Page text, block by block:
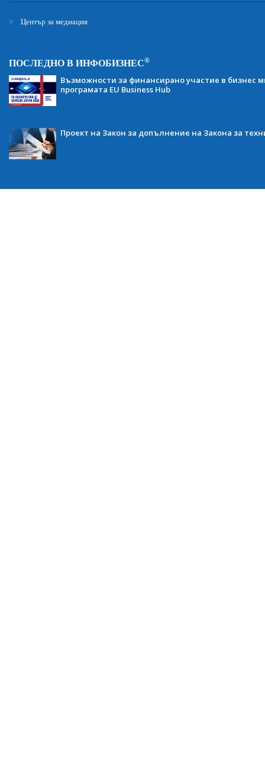
Център за медиация
ПОСЛЕДНО В ИНФОБИЗНЕС®
Възможности за финансирано участие в бизнес
програмата EU Business Hub
Проект на Закон за допълнение на Закона за